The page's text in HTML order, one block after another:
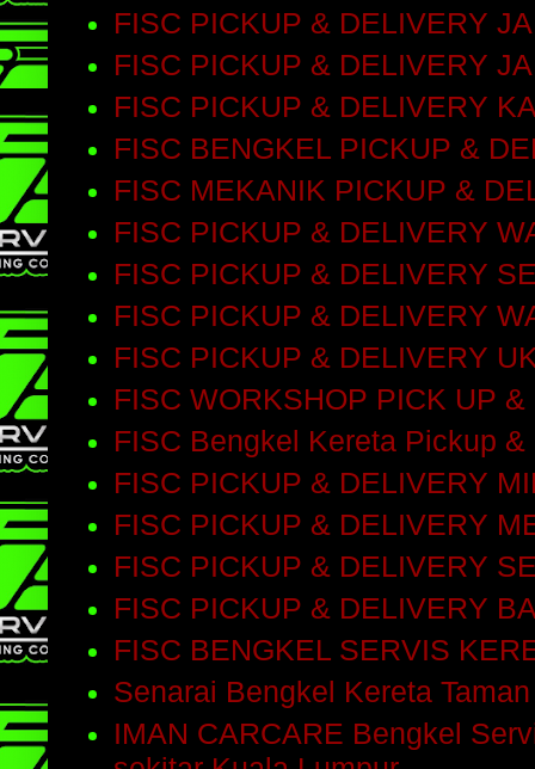
FISC PICKUP & DELIVERY
FISC PICKUP & DELIVERY
FISC PICKUP & DELIVERY
FISC BENGKEL PICKUP &
FISC MEKANIK PICKUP &
FISC PICKUP & DELIVERY
FISC PICKUP & DELIVERY
FISC PICKUP & DELIVERY
FISC PICKUP & DELIVERY
FISC WORKSHOP PICK UP
FISC Bengkel Kereta Pickup
FISC PICKUP & DELIVERY
FISC PICKUP & DELIVERY
FISC PICKUP & DELIVERY
FISC PICKUP & DELIVERY
FISC BENGKEL SERVIS
Senarai Bengkel Kereta
IMAN CARCARE Bengkel